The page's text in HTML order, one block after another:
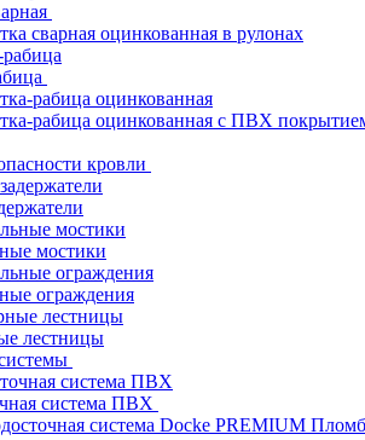
сварная оцинкованная в рулонах
рабица оцинкованная
рабица оцинкованная с ПВХ
кровли
мостики
ограждения
лестницы
система ПВХ
система Docke PREMIUM